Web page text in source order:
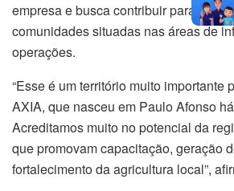
empresa e busca contribuir para o
comunidades situadas nas áreas de
operações.
“Esse é um território muito importante
AXIA, que nasceu em Paulo Afonso
Acreditamos muito no potencial da
que promovam capacitação, geração
fortalecimento da agricultura local”,